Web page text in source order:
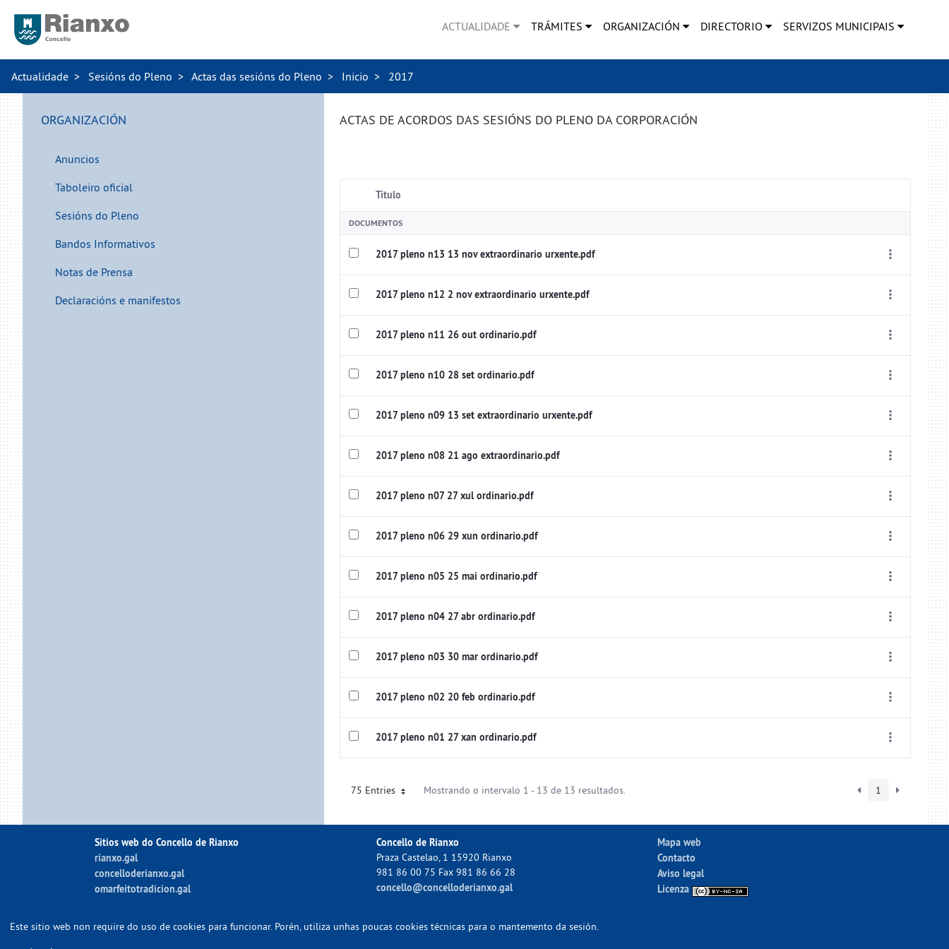
ACTUALIDADE TRÁMITES ORGANIZACIÓN DIRECTORIO SERVIZOS MUNICIPAIS
Actualidade Sesións do Pleno Actas das sesións do Pleno Inicio 2017
ORGANIZACIÓN
Anuncios
Taboleiro oficial
Sesións do Pleno
Bandos Informativos
Notas de Prensa
Declaracións e manifestos
ACTAS DE ACORDOS DAS SESIÓNS DO PLENO DA CORPORACIÓN
Título
DOCUMENTOS
2017 pleno n13 13 nov extraordinario urxente.pdf
2017 pleno n12 2 nov extraordinario urxente.pdf
2017 pleno n11 26 out ordinario.pdf
2017 pleno n10 28 set ordinario.pdf
2017 pleno n09 13 set extraordinario urxente.pdf
2017 pleno n08 21 ago extraordinario.pdf
2017 pleno n07 27 xul ordinario.pdf
2017 pleno n06 29 xun ordinario.pdf
2017 pleno n05 25 mai ordinario.pdf
2017 pleno n04 27 abr ordinario.pdf
2017 pleno n03 30 mar ordinario.pdf
2017 pleno n02 20 feb ordinario.pdf
2017 pleno n01 27 xan ordinario.pdf
75 Entries Mostrando o intervalo 1 - 13 de 13 resultados. 1
Sitios web do Concello de Rianxo
rianxo.gal
concelloderianxo.gal
omarfeitotradicion.gal
Concello de Rianxo
Praza Castelao, 1 15920 Rianxo
981 86 00 75 Fax 981 86 66 28
concello@concelloderianxo.gal
Mapa web
Contacto
Aviso legal
Licenza
Este sitio web non require do uso de cookies para funcionar. Porén, utiliza unhas poucas cookies técnicas para o mantemento da sesión.